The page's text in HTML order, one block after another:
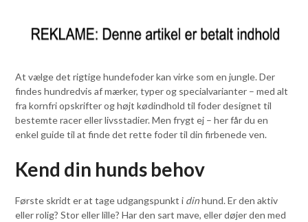
At vælge det rigtige hundefoder kan virke som en jungle. Der
findes hundredvis af mærker, typer og specialvarianter – med alt
fra kornfri opskrifter og højt kødindhold til foder designet til
bestemte racer eller livsstadier. Men frygt ej – her får du en
enkel guide til at finde det rette foder til din firbenede ven.
Kend din hunds behov
Første skridt er at tage udgangspunkt i dinhund. Er den aktiv
eller rolig? Stor eller lille? Har den sart mave, eller døjer den med